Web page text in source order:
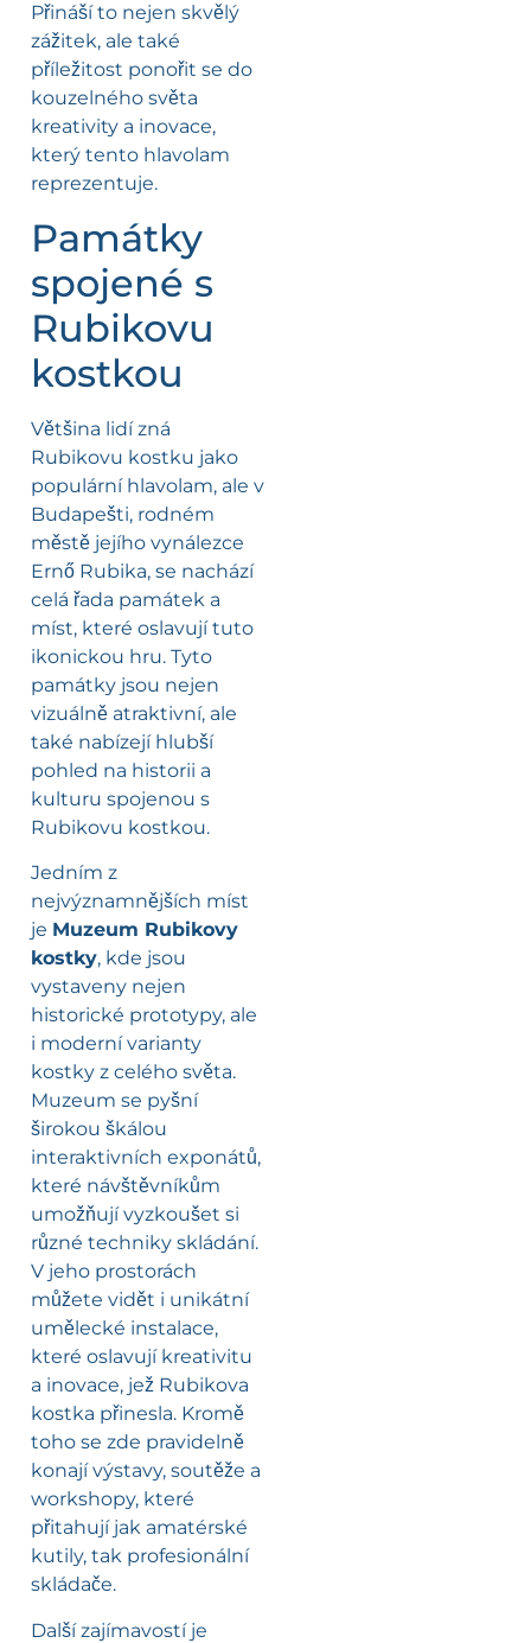
Přináší to nejen skvělý
zážitek, ale také
příležitost ponořit se do
kouzelného světa
kreativity a inovace,
který tento hlavolam
reprezentuje.
Památky
spojené s
Rubikovu
kostkou
Většina lidí zná
Rubikovu kostku jako
populární hlavolam, ale v
Budapešti, rodném
městě jejího vynálezce
Ernő Rubika, se nachází
celá řada památek a
míst, které oslavují tuto
ikonickou hru. Tyto
památky jsou nejen
vizuálně atraktivní, ale
také nabízejí hlubší
pohled na historii a
kulturu spojenou s
Rubikovu kostkou.
Jedním z
nejvýznamnějších míst
je Muzeum Rubikovy
kostky, kde jsou
vystaveny nejen
historické prototypy, ale
i moderní varianty
kostky z celého světa.
Muzeum se pyšní
širokou škálou
interaktivních exponátů,
které návštěvníkům
umožňují vyzkoušet si
různé techniky skládání.
V jeho prostorách
můžete vidět i unikátní
umělecké instalace,
které oslavují kreativitu
a inovace, jež Rubikova
kostka přinesla. Kromě
toho se zde pravidelně
konají výstavy, soutěže a
workshopy, které
přitahují jak amatérské
kutily, tak profesionální
skládače.
Další zajímavostí je